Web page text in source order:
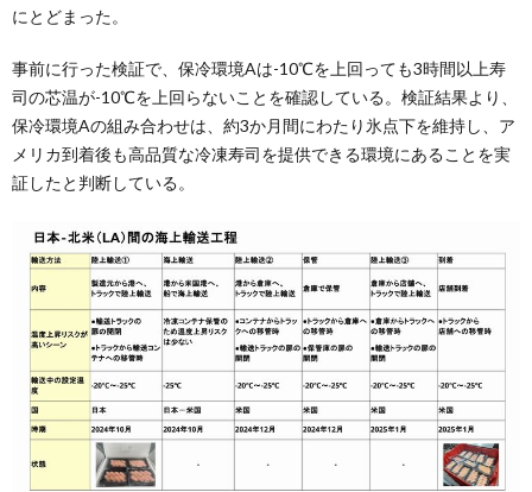
にとどまった。
事前に行った検証で、保冷環境Aは-10℃を上回っても3時間以上寿
司の芯温が-10℃を上回らないことを確認している。検証結果より、
保冷環境Aの組み合わせは、約3か月間にわたり氷点下を維持し、ア
メリカ到着後も高品質な冷凍寿司を提供できる環境にあることを実
証したと判断している。